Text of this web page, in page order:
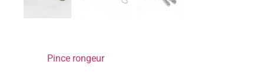
Pince rongeur